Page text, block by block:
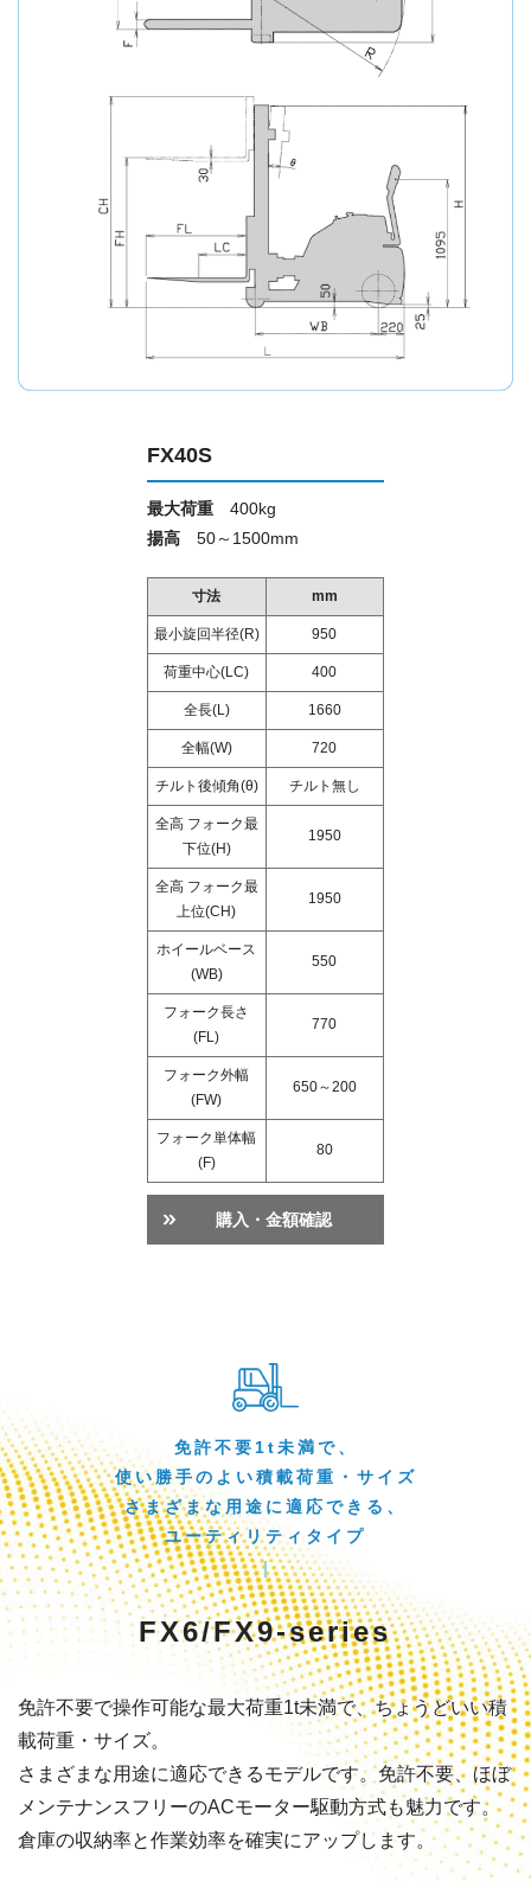
FX40S
最大荷重400kg
揚高50～1500mm
寸法 mm
最小旋回半径(R) 950
荷重中心(LC) 400
全長(L) 1660
全幅(W) 720
チルト後傾角(θ) チルト無し
全高 フォーク最
下位(H)
1950
全高 フォーク最
上位(CH)
1950
ホイールベース
(WB)
550
フォーク長さ
(FL)
770
フォーク外幅
(FW)
650～200
フォーク単体幅
(F)
80
購入・金額確認
免許不要1t未満で、
使い勝手のよい積載荷重・サイズ
さまざまな用途に適応できる、
ユーティリティタイプ
FX6/FX9-series
免許不要で操作可能な最大荷重1t未満で、ちょうどいい積
載荷重・サイズ。
さまざまな用途に適応できるモデルです。免許不要、ほぼ
メンテナンスフリーのACモーター駆動方式も魅力です。
倉庫の収納率と作業効率を確実にアップします。